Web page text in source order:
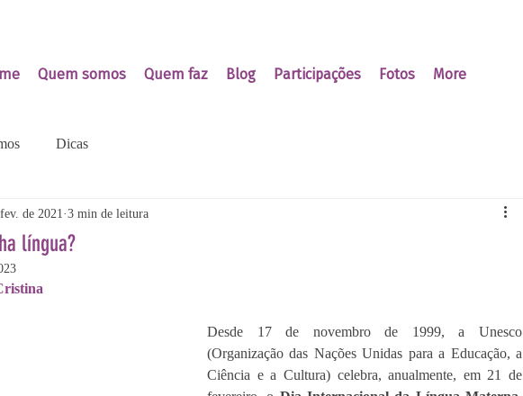
Quem somos Quem faz Blog Participações Fotos More
Dicas
língua?
de 2021 3 min de leitura
Desde 17 de novembro de 1999, a Unesco
(Organização das Nações Unidas para a Educação, a
Ciência e a Cultura) celebra, anualmente, em 21 de